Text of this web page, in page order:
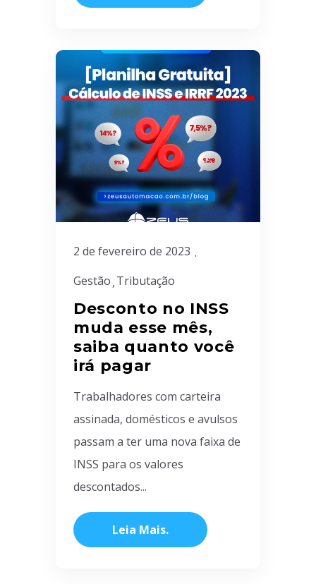
2 de fevereiro de 2023
Gestão Tributação
Desconto no INSS
muda esse mês,
saiba quanto você
irá pagar
Trabalhadores com carteira
assinada, domésticos e avulsos
passam a ter uma nova faixa de
INSS para os valores
descontados...
Leia Mais